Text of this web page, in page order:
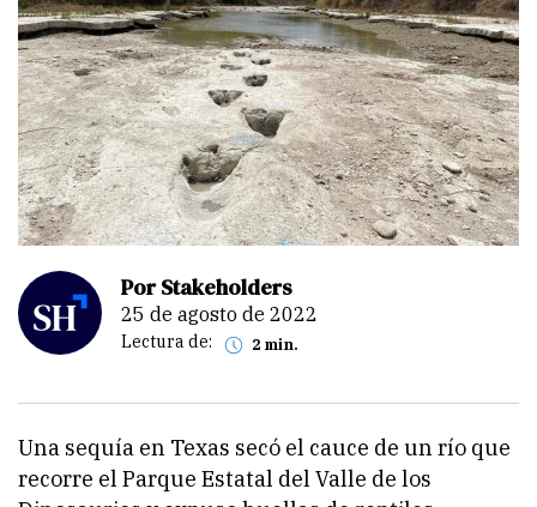
Por Stakeholders
25 de agosto de 2022
Lectura de: 2 min.
Una sequía en Texas secó el cauce de un río que
recorre el Parque Estatal del Valle de los